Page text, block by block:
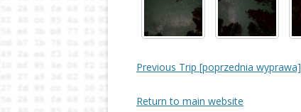
Previous Trip [poprzednia wyprawa]
Return to main website